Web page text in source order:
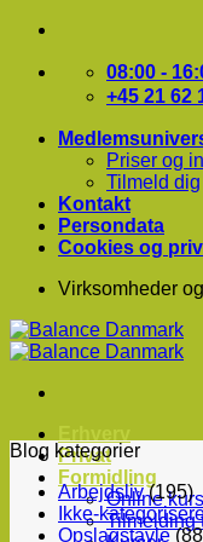
Fortsæt
indhold
08:00 -
+45 21 62
Priser og
Tilmeld dig
Kontakt
Persondata
Cookies og
Virksomheder
Privat
Formidling
Online
Tilmelding
Blog kategorier
Arbejdsliv(195)
Ikke-
Opslagstavle